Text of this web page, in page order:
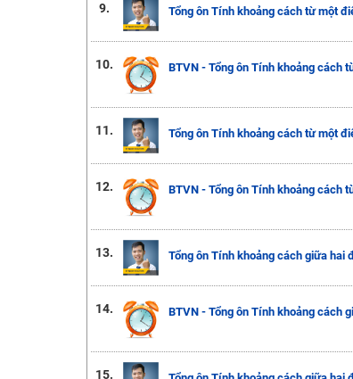
9. Tổng ôn Tính khoảng cách từ một
10. BTVN - Tổng ôn Tính khoảng cách
11. Tổng ôn Tính khoảng cách từ một
12. BTVN - Tổng ôn Tính khoảng cách
13. Tổng ôn Tính khoảng cách giữa hai
14. BTVN - Tổng ôn Tính khoảng cách
15.